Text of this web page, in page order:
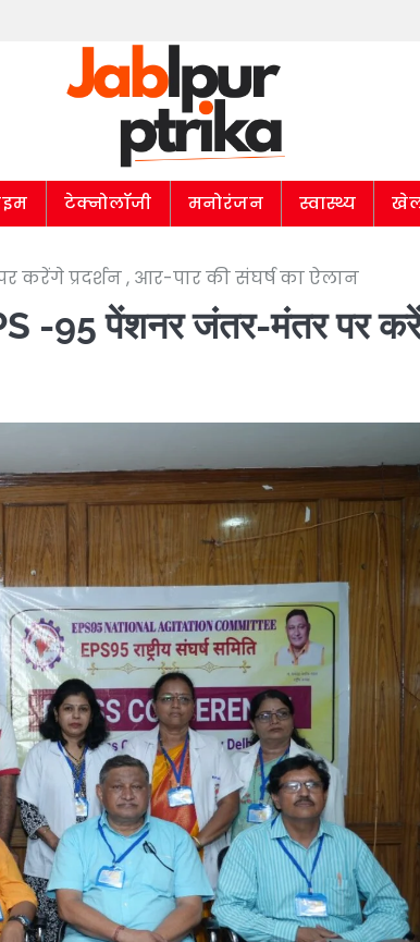
टेक्नोलॉजी मनोरंजन स्वास्थ्य
करेंगे प्रदर्शन , आर-पार की संघर्ष का ऐलान
-95 पेंशनर जंतर-मंतर पर